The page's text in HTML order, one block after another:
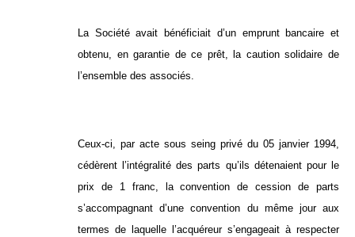
La Société avait bénéficiait d’un emprunt bancaire et
obtenu, en garantie de ce prêt, la caution solidaire de
l’ensemble des associés.
Ceux-ci, par acte sous seing privé du 05 janvier 1994,
cédèrent l’intégralité des parts qu’ils détenaient pour le
prix de 1 franc, la convention de cession de parts
s’accompagnant d’une convention du même jour aux
termes de laquelle l’acquéreur s’engageait à respecter